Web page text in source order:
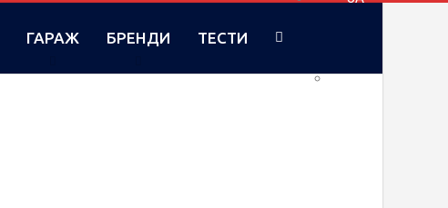
RU
ГАРАЖ БРЕНДИ ТЕСТИ